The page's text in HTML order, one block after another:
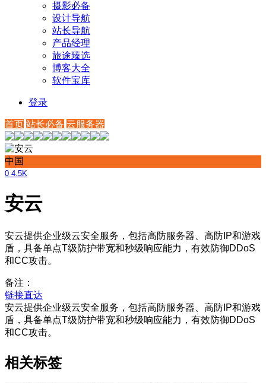
摄影必备
设计导航
站长导航
产品经理
旅途臻选
博客大全
软件宝库
登录
首页 站长必备 云服务器
中国
0 4.5K
安云
安云提供企业级云安全服务，包括高防服务器、高防IP和游戏
盾，具备单点T级防护带宽和秒级响应能力，有效防御DDoS
和CC攻击。
备注：
链接直达
安云提供企业级云安全服务，包括高防服务器、高防IP和游戏
盾，具备单点T级防护带宽和秒级响应能力，有效防御DDoS
和CC攻击。
相关标签